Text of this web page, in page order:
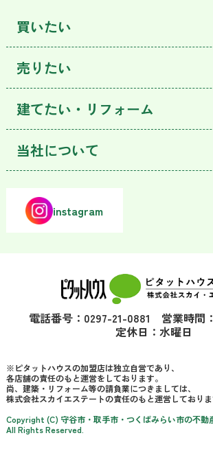
買いたい
売りたい
建てたい・リフォーム
当社について
instagram
電話番号：0297-21-0881 営業時間
定休日：水曜日
※ピタットハウスの加盟店は独立自営であり、
各店舗の責任のもと運営をしております。
尚、建築・リフォーム等の請負業につきましては、
株式会社スカイエステートの責任のもと運営しておりま
Copyright (C) 守谷市・取手市・つくばみらい市の不
All Rights Reserved.